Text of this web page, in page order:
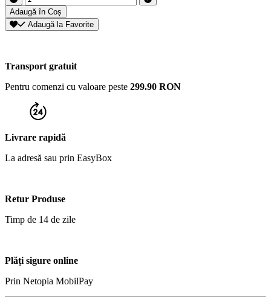
Adaugă în Coș
Adaugă la Favorite
Transport gratuit
Pentru comenzi cu valoare peste 299.90 RON
Livrare rapidă
La adresă sau prin EasyBox
Retur Produse
Timp de 14 de zile
Plăți sigure online
Prin Netopia MobilPay